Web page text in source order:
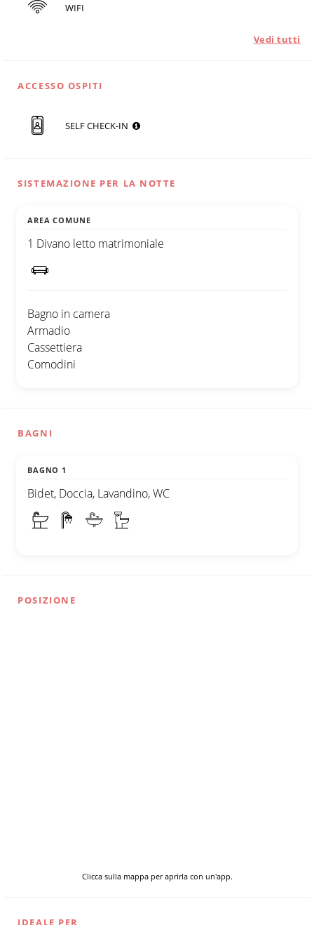
WIFI
Vedi tutti
ACCESSO OSPITI
SELF CHECK-IN
SISTEMAZIONE PER LA NOTTE
AREA COMUNE
1 Divano letto matrimoniale
Bagno in camera
Armadio
Cassettiera
Comodini
BAGNI
BAGNO 1
Bidet, Doccia, Lavandino, WC
POSIZIONE
Clicca sulla mappa per aprirla con un'app.